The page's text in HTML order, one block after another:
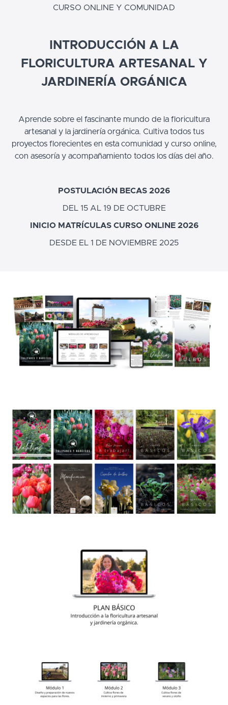
CURSO ONLINE Y COMUNIDAD
INTRODUCCIÓN A LA
FLORICULTURA ARTESANAL Y
JARDINERÍA ORGÁNICA
Aprende sobre el fascinante mundo de la floricultura
artesanal y la jardinería orgánica. Cultiva todos tus
proyectos florecientes en esta comunidad y curso online,
con asesoría y acompañamiento todos los días del año.
POSTULACIÓN BECAS 2026
DEL 15 AL 19 DE OCTUBRE
INICIO MATRÍCULAS CURSO ONLINE 2026
DESDE EL 1 DE NOVIEMBRE 2025